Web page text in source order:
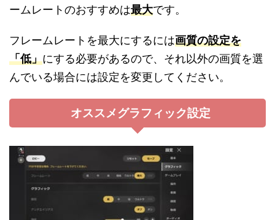
ームレートのおすすめは最大です。
フレームレートを最大にするには画質の設定を
「低」にする必要があるので、それ以外の画質を選
んでいる場合には設定を変更してください。
オススメグラフィック設定